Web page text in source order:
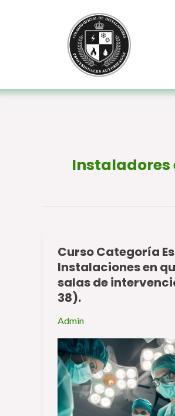
Instaladores
Curso Categoría
Instalaciones en
salas de
38).
Admin
Curso
Categoría
Especialista:
Instalaciones
en
quirófanos
y
salas
de
intervención